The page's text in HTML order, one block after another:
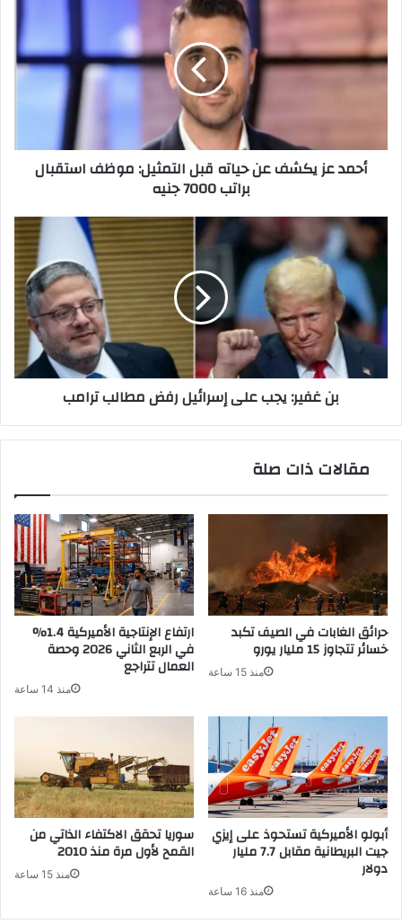
عن
حياته
استقبال
براتبأحمد عز يكشف عن حياته قبل التمثيل: موظف استقبال
براتب 7000 جنيه
يجب
على
إسرائيل
رفض
مطالب
بن غفير: يجب على إسرائيل رفض مطالب ترامب
مقالات ذات صلة
ارتفاع الإنتاجية الأميركية 1.4%
في الربع الثاني 2026 وحصة
العمال تتراجع
منذ 14 ساعة
حرائق الغابات في الصيف تكبد
خسائر تتجاوز 15 مليار يورو
منذ 15 ساعة
سوريا تحقق الاكتفاء الذاتي من
القمح لأول مرة منذ 2010
منذ 15 ساعة
أبولو الأميركية تستحوذ على إيزي
جيت البريطانية مقابل 7.7 مليار
دولار
منذ 16 ساعة